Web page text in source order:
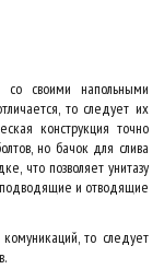
со своими напольными
то следует их
конструкция точно
но бачок для слива
что позволяет унитазу
подводящие и отводящие
то следует